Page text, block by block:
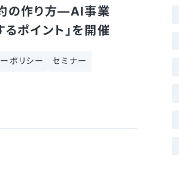
の作り方—AI事業
ポイント」を開催
ポリシー セミナー